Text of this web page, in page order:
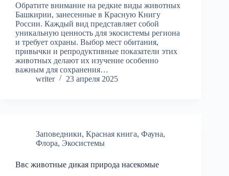
Обратите внимание на редкие виды животных
Башкирии, занесенные в Красную Книгу
России. Каждый вид представляет собой
уникальную ценность для экосистемы региона
и требует охраны. Выбор мест обитания,
привычки и репродуктивные показатели этих
животных делают их изучение особенно
важным для сохранения…
writer
23 апреля 2025
Заповедники, Красная книга, Фауна,
Флора, Экосистемы
Ввс животные дикая природа насекомые